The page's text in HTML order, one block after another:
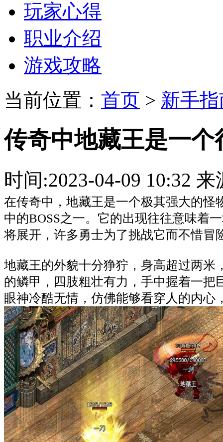
玩家心得
职业介绍
游戏攻略
当前位置： 首页 > 新手
传奇中地藏王是一个
时间:2023-04-09 10:32
在传奇中，地藏王是一个极其强大的怪
中的BOSS之一。它的出现往往意味着
将展开，许多勇士为了挑战它而不惜冒
地藏王的外貌十分狰狞，身高超过两米
的鳞甲，四肢粗壮有力，手中握着一把
眼神冷酷无情，仿佛能够看穿人的内心